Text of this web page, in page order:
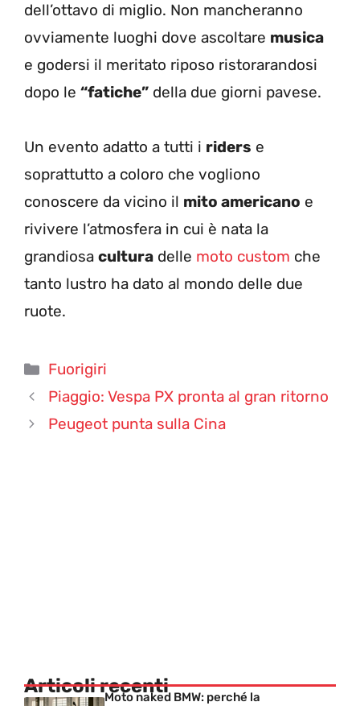
dell’ottavo di miglio. Non mancheranno
ovviamente luoghi dove ascoltare musica
e godersi il meritato riposo ristorarandosi
dopo le “fatiche” della due giorni pavese.
Un evento adatto a tutti i riders e
soprattutto a coloro che vogliono
conoscere da vicino il mito americano e
rivivere l’atmosfera in cui è nata la
grandiosa cultura delle moto custom che
tanto lustro ha dato al mondo delle due
ruote.
Categorie
Fuorigiri
Piaggio: Vespa PX pronta al gran ritorno
Peugeot punta sulla Cina
Articoli recentiMoto naked BMW: perché la